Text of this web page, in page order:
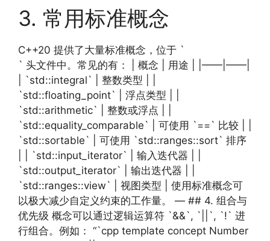
3. 常用标准概念
C++20 提供了大量标准概念，位于 `
` 头文件中。常见的有： | 概念 | 用途 | |——|——|
| `std::integral` | 整数类型 | |
`std::floating_point` | 浮点类型 | |
`std::arithmetic` | 整数或浮点 | |
`std::equality_comparable` | 可使用 `==` 比较 | |
`std::sortable` | 可使用 `std::ranges::sort` 排序
| | `std::input_iterator` | 输入迭代器 | |
`std::output_iterator` | 输出迭代器 | |
`std::ranges::view` | 视图类型 | 使用标准概念可
以极大减少自定义约束的工作量。 — ## 4. 组合与
优先级 概念可以通过逻辑运算符 `&&`, `||`, `!` 进
行组合。例如： “`cpp template concept Number